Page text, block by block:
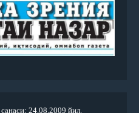
24.08.2009 йил.